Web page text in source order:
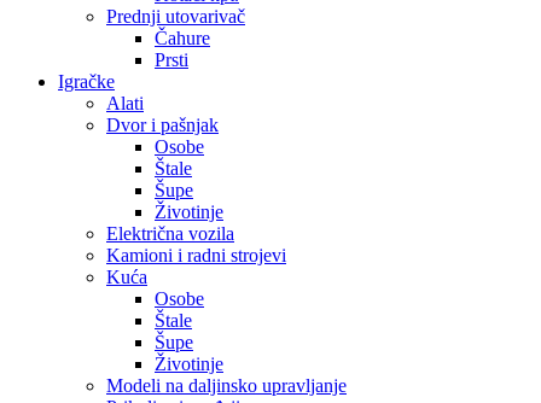
Prednji utovarivač
Čahure
Prsti
Igračke
Alati
Dvor i pašnjak
Osobe
Štale
Šupe
Životinje
Električna vozila
Kamioni i radni strojevi
Kuća
Osobe
Štale
Šupe
Životinje
Modeli na daljinsko upravljanje